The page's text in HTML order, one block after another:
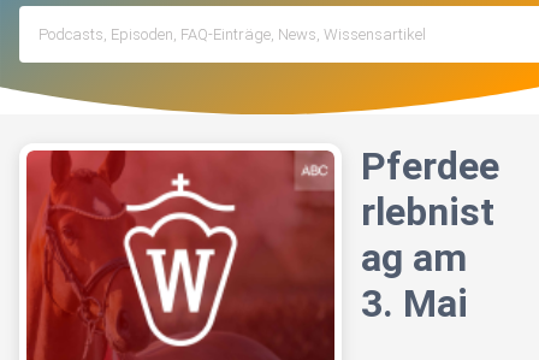
Pferdee
rlebnist
ag am
3. Mai